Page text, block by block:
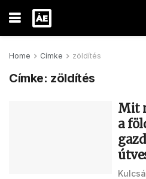
Home Címke zöldítés
Címke: zöldítés
Mit
a